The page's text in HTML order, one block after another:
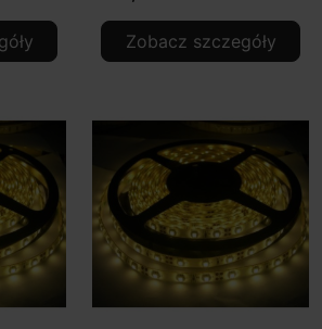
Zobacz szczegóły